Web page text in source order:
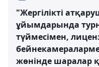
"Жергілікті
ұйымдарында
түймесімен,
жөнінде шаралар